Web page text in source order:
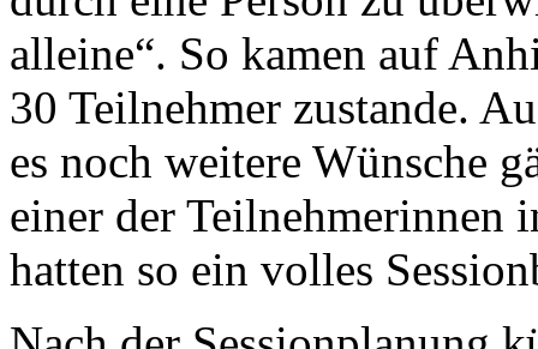
alleine“. So kamen auf
30 Teilnehmer zustande.
es noch weitere Wünsche
einer der Teilnehmerinnen
hatten so ein volles